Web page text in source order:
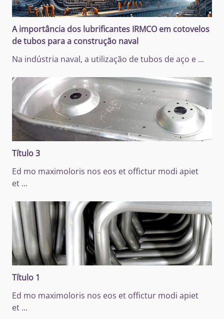
A importância dos lubrificantes IRMCO em cotovelos
de tubos para a construção naval
Na indústria naval, a utilização de tubos de aço e ...
Título 3
Ed mo maximoloris nos eos et offictur modi apiet
et ...
Título 1
Ed mo maximoloris nos eos et offictur modi apiet
et ...